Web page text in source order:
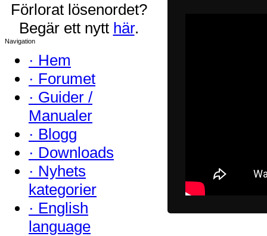
Förlorat lösenordet?
Begär ett nytt här.
Navigation
· Hem
· Forumet
· Guider /
Manualer
· Blogg
· Downloads
· Nyhets
kategorier
· English
language